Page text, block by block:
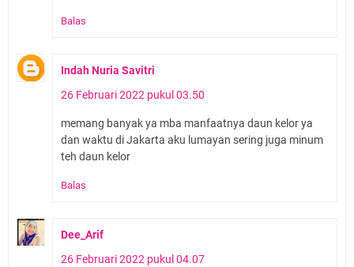
Balas
Indah Nuria Savitri
26 Februari 2022 pukul 03.50
memang banyak ya mba manfaatnya daun kelor ya
dan waktu di Jakarta aku lumayan sering juga minum
teh daun kelor
Balas
Dee_Arif
26 Februari 2022 pukul 04.07